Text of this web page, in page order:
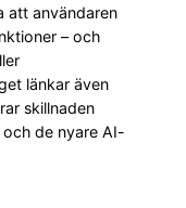
att användaren
– och
länkar även
skillnaden
och de nyare AI-